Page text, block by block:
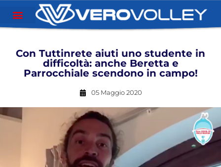
Con Tuttinrete aiuti uno studente in
difficoltà: anche Beretta e
Parrocchiale scendono in campo!
05 Maggio 2020